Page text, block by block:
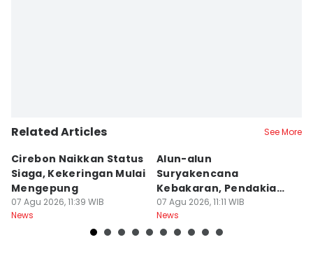
Related Articles See More
Cirebon Naikkan Status
Siaga, Kekeringan Mulai
Mengepung
07 Agu 2026, 11:39 WIB
News
Alun-alun
Suryakencana
Kebakaran, Pendakian
Gunung Gede Ditutup!
07 Agu 2026, 11:11 WIB
News